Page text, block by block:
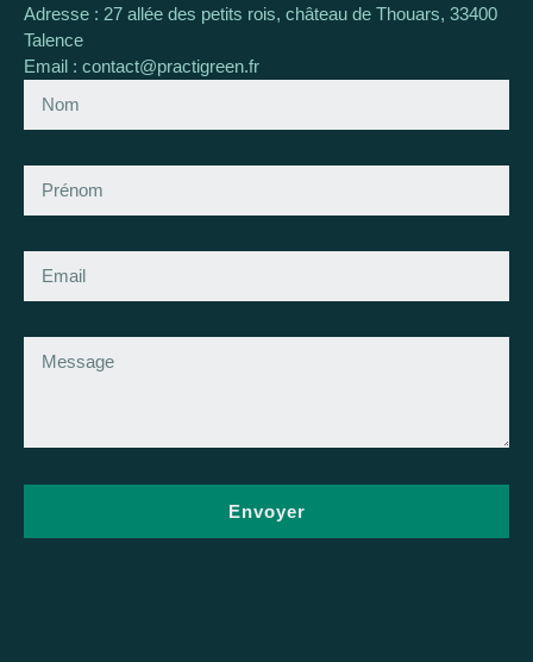
Adresse : 27 allée des petits rois, château de Thouars, 33400
Talence
Email : contact@practigreen.fr
Envoyer